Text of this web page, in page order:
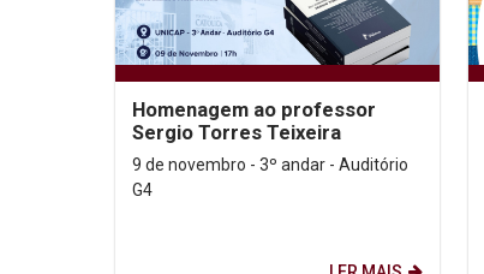
Homenagem ao professor
Sergio Torres Teixeira
9 de novembro - 3º andar - Auditório
G4